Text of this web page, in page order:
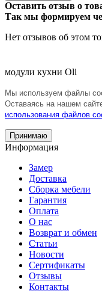
Оставить отзыв о
Так мы формируем
Нет отзывов об этом
модули кухни Oli
Мы используем файлы
Оставаясь на нашем
использования файлов
Принимаю
Информация
Замер
Доставка
Сборка мебели
Гарантия
Оплата
О нас
Возврат и обмен
Статьи
Новости
Сертификаты
Отзывы
Контакты